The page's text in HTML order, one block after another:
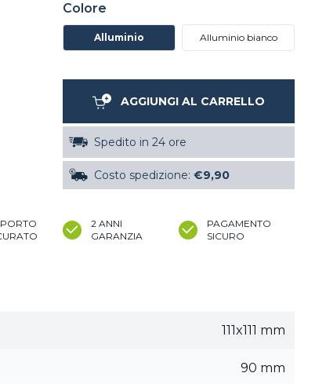
Colore
Alluminio Alluminio bianco
AGGIUNGI AL CARRELLO
Spedito in 24 ore
Costo spedizione: €9,90
2 ANNI
GARANZIA
PAGAMENTO
SICURO
111x111 mm
90 mm